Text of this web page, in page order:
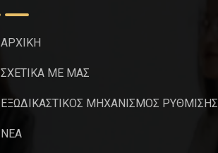
ΑΡΧΙΚΗ
ΣΧΕΤΙΚΑ ΜΕ ΜΑΣ
ΕΞΩΔΙΚΑΣΤΙΚΟΣ ΜΗΧΑΝΙΣΜΟΣ ΡΥΘΜΙΣΗΣ
NEA